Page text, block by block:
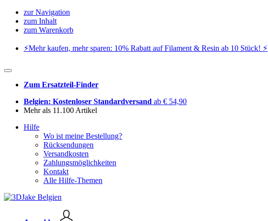
zur Navigation
zum Inhalt
zum Warenkorb
⚡️Mehr kaufen, mehr sparen: 10% Rabatt auf Filament & Resin ab 10 Stück! ⚡️
Zum Ersatzteil-Finder
Belgien: Kostenloser Standardversand ab € 54,90
Mehr als 11.100 Artikel
Hilfe
Wo ist meine Bestellung?
Rücksendungen
Versandkosten
Zahlungsmöglichkeiten
Kontakt
Alle Hilfe-Themen